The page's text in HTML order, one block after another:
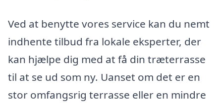
Ved at benytte vores service kan du nemt
indhente tilbud fra lokale eksperter, der
kan hjælpe dig med at få din træterrasse
til at se ud som ny. Uanset om det er en
stor omfangsrig terrasse eller en mindre